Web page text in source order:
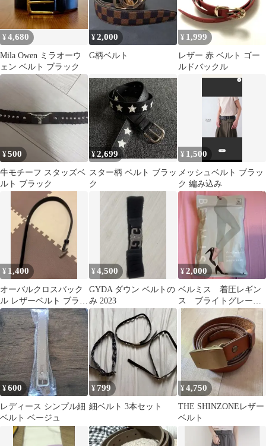
¥4,680
Mila Owen ミラオーウ
ェン ベルト ブラック
¥2,000
G柄ベルト
¥ 1,999
レザー 赤 ベルト ゴー
ルドバックル
¥500
牛モチーフ スタッズベ
ルト ブラック
¥2,699
スター柄 ベルト ブラッ
ク
¥ 1,500
メッシュベルト ブラッ
ク 編み込み
¥ 1,400
オーバルクロスバック
ル レザーベルト ブラッ
ク
¥4,500
GYDA ダウン ベルトの
み 2023
¥2,000
ベルミス 着圧レギン
ス ブライトグレー
LL
¥600
レディース シンプル細
ベルト ベージュ
¥799
細ベルト 3本セット
¥4,750
THE SHINZONEレザー
ベルト